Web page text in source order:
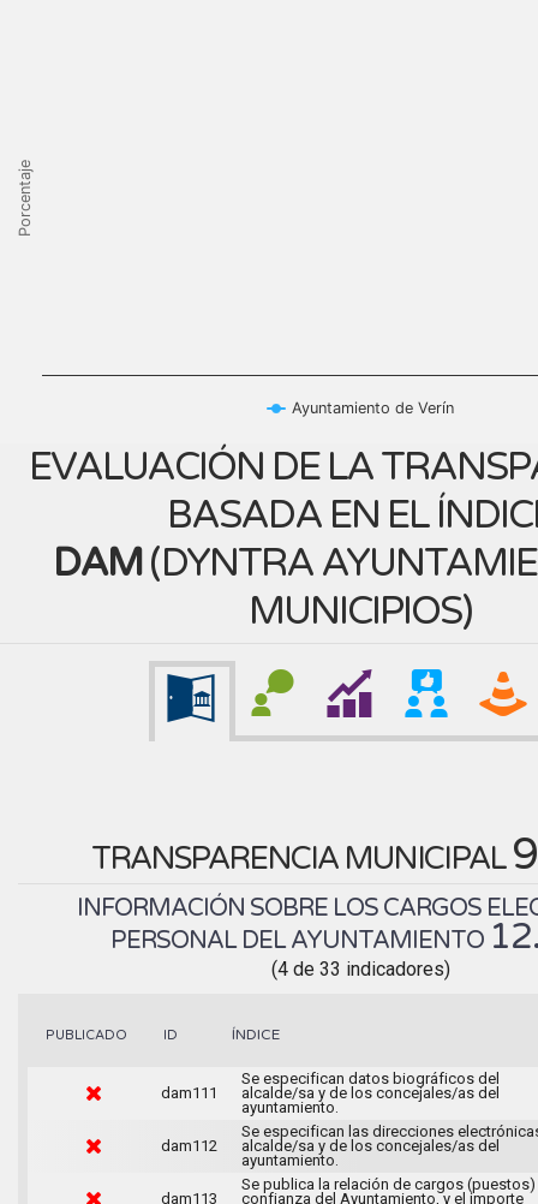
Porcentaje
Ayuntamiento de Verín
EVALUACIÓN DE LA
BASADA EN EL
DAM(DYNTRA
MUNICIPIOS)
TRANSPARENCIA MUNICIPAL
INFORMACIÓN SOBRE LOS CARGOS
PERSONAL DEL AYUNTAMIENTO
(4 de 33 indicadores)
PUBLICADO ID ÍNDICE
dam111
Se especifican datos biográficos del
alcalde/sa y de los concejales/as del
ayuntamiento.
dam112
Se especifican las direcciones
alcalde/sa y de los concejales/as del
ayuntamiento.
dam113
Se publica la relación de cargos
confianza del Ayuntamiento, y el importe